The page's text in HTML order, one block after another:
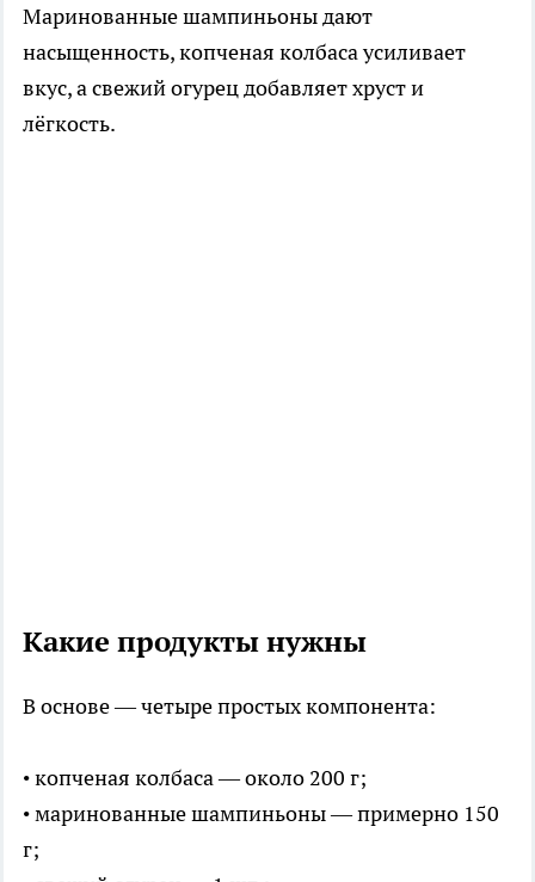
Маринованные шампиньоны дают
насыщенность, копченая колбаса усиливает
вкус, а свежий огурец добавляет хруст и
лёгкость.
Какие продукты нужны
В основе — четыре простых компонента:
• копченая колбаса — около 200 г;
• маринованные шампиньоны — примерно 150
г;